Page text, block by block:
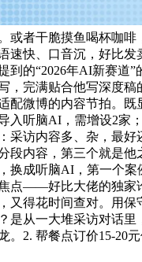
或者干脆摸鱼喝杯咖
速快、口音沉，好比
到的“2026年AI新赛道
，完满贴合他写深度
配微博的内容节拍。
入听脑AI，需增设2家
采访内容多、杂，最
段内容，第三个就是
换成听脑AI，第一个案
点——好比大佬的独家
又得花时间查对。用
是从一大堆采访对话
。2. 帮餐点订价15-20